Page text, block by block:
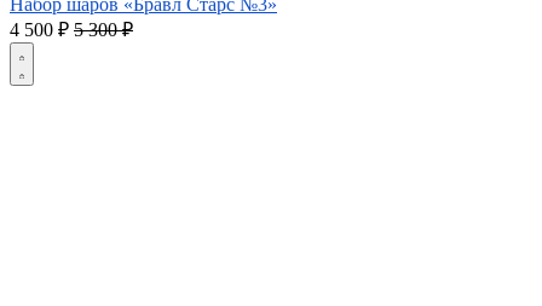
4 500 ₽ 5 300 ₽